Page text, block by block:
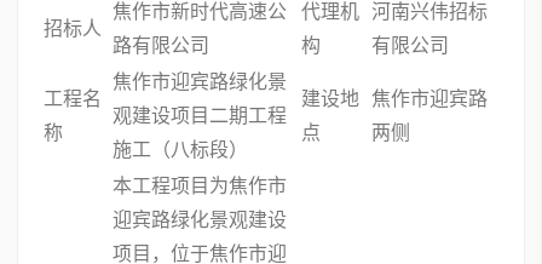
招标人
焦作市新时代高速公
路有限公司
代理机
构
河南兴伟招标
有限公司
工程名
称
焦作市迎宾路绿化景
观建设项目二期工程
施工（八标段）
建设地
点
焦作市迎宾路
两侧
本工程项目为焦作市
迎宾路绿化景观建设
项目，位于焦作市迎